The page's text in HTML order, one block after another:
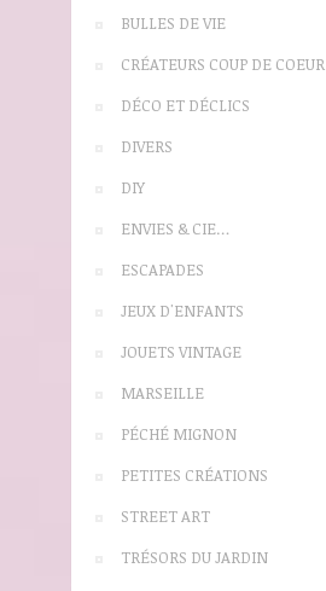
BULLES DE VIE
CRÉATEURS COUP DE COEUR
DÉCO ET DÉCLICS
DIVERS
DIY
ENVIES & CIE…
ESCAPADES
JEUX D'ENFANTS
JOUETS VINTAGE
MARSEILLE
PÉCHÉ MIGNON
PETITES CRÉATIONS
STREET ART
TRÉSORS DU JARDIN